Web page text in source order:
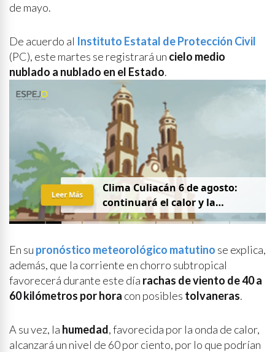
de mayo.
De acuerdo al Instituto Estatal de Protección Civil
(PC), este martes se registrará un cielo medio
nublado a nublado en el Estado.
Clima Culiacán 6 de agosto:
continuará el calor y la
probabilidad de lluvia
Leer Más
En su pronóstico meteorológico matutino se explica,
además, que la corriente en chorro subtropical
favorecerá durante este día rachas de viento de 40 a
60 kilómetros por hora con posibles tolvaneras.
A su vez, la humedad, favorecida por la onda de calor,
alcanzará un nivel de 60 por ciento, por lo que podrían